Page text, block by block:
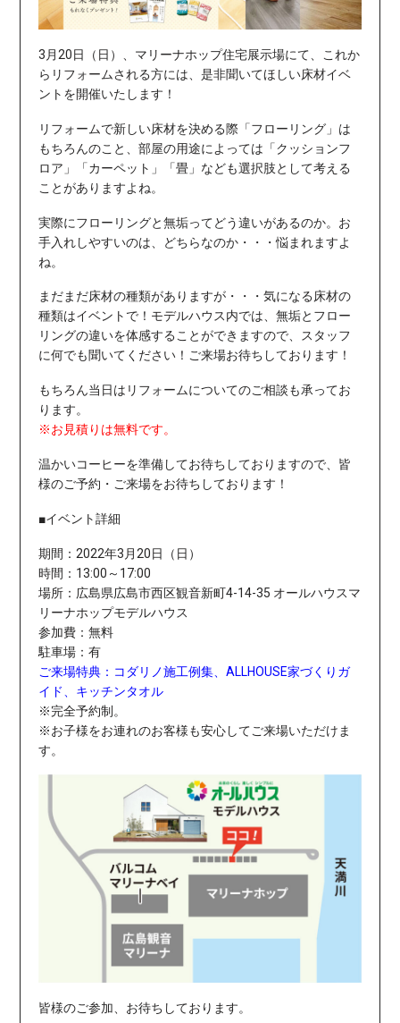
3月20日（日）、マリーナホップ住宅展示場にて、これか
らリフォームされる方には、是非聞いてほしい床材イベ
ントを開催いたします！
リフォームで新しい床材を決める際「フローリング」は
もちろんのこと、部屋の用途によっては「クッションフ
ロア」「カーペット」「畳」なども選択肢として考える
ことがありますよね。
実際にフローリングと無垢ってどう違いがあるのか。 お
手入れしやすいのは、どちらなのか・・・悩まれますよ
ね。
まだまだ床材の種類がありますが・・・気になる床材の
種類はイベントで！ モデルハウス内では、無垢とフロー
リングの違いを体感することができますので、スタッフ
に何でも聞いてください！ ご来場お待ちしております！
もちろん当日はリフォームについてのご相談も承ってお
ります。
※お見積りは無料です。
温かいコーヒーを準備してお待ちしておりますので、 皆
様のご予約・ご来場をお待ちしております！
■イベント詳細
期間：2022年3月20日（日）
時間：13:00～17:00
場所： 広島県広島市西区観音新町4-14-35 オールハウスマ
リーナホップモデルハウス
参加費：無料
駐車場：有
ご来場特典：コダリノ施工例集、ALLHOUSE家づくりガ
イド、キッチンタオル
※完全予約制。
※お子様をお連れのお客様も安心してご来場いただけま
す。
皆様のご参加、お待ちしております。